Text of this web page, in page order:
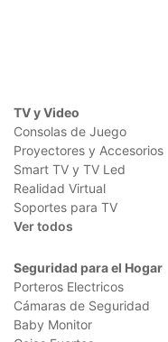
TV y Video
Consolas de Juego
Proyectores y Accesorios
Smart TV y TV Led
Realidad Virtual
Soportes para TV
Ver todos
Seguridad para el Hogar
Porteros Electricos
Cámaras de Seguridad
Baby Monitor